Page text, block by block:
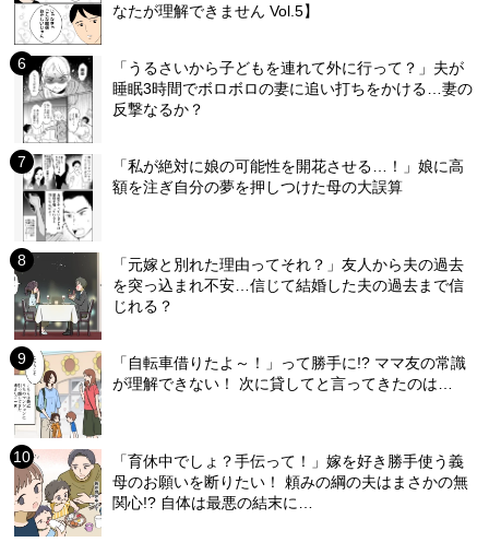
なたが理解できません Vol.5】
「うるさいから子どもを連れて外に行って？」夫が
睡眠3時間でボロボロの妻に追い打ちをかける…妻の
反撃なるか？
「私が絶対に娘の可能性を開花させる…！」娘に高
額を注ぎ自分の夢を押しつけた母の大誤算
「元嫁と別れた理由ってそれ？」友人から夫の過去
を突っ込まれ不安…信じて結婚した夫の過去まで信
じれる？
「自転車借りたよ～！」って勝手に!? ママ友の常識
が理解できない！ 次に貸してと言ってきたのは…
「育休中でしょ？手伝って！」嫁を好き勝手使う義
母のお願いを断りたい！ 頼みの綱の夫はまさかの無
関心!? 自体は最悪の結末に…